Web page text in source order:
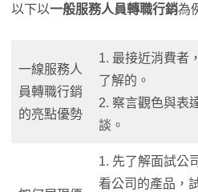
以下以一般服務人員轉職行銷為
一線服務人
員轉職行銷
的亮點優勢
1. 最接近消費者
了解的。
2. 察言觀色與表
談。
1. 先了解面試公
看公司的產品，